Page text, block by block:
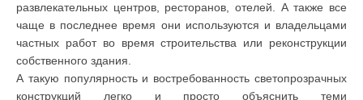
развлекательных центров, ресторанов, отелей. А также все
чаще в последнее время они используются и владельцами
частных работ во время строительства или реконструкции
собственного здания.
А такую популярность и востребованность светопрозрачных
конструкций легко и просто объяснить теми